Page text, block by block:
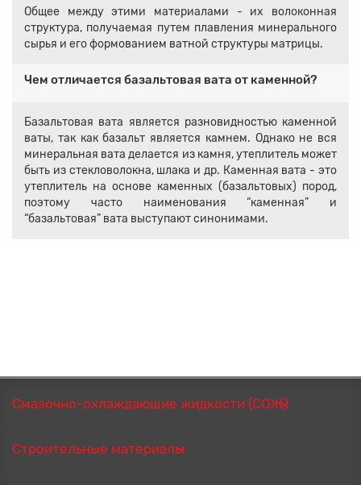
Общее между этими материалами - их волоконная
структура, получаемая путем плавления минерального
сырья и его формованием ватной структуры матрицы.
Чем отличается базальтовая вата от каменной?
Базальтовая вата является разновидностью каменной
ваты, так как базальт является камнем. Однако не вся
минеральная вата делается из камня, утеплитель может
быть из стекловолокна, шлака и др. Каменная вата - это
утеплитель на основе каменных (базальтовых) пород,
поэтому часто наименования “каменная” и
“базальтовая” вата выступают синонимами.
Смазочно-охлаждающие жидкости (СОЖ)
Строительные материалы